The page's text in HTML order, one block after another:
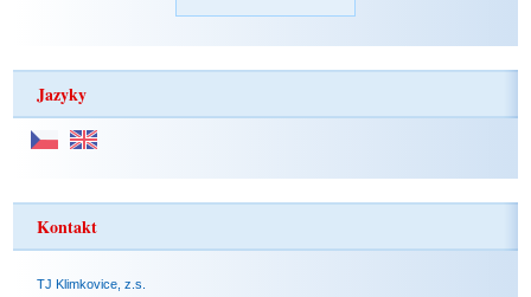
Jazyky
Kontakt
TJ Klimkovice, z.s.